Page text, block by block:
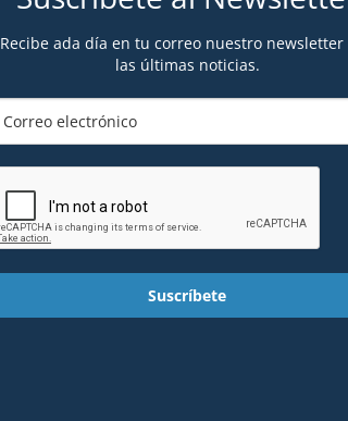
Recibe ada día en tu correo nuestro newsletter
las últimas noticias.
Suscríbete